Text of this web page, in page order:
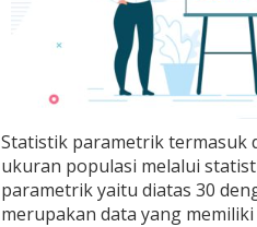
Statistik parametrik termasuk
ukuran populasi melalui
parametrik yaitu diatas 30
merupakan data yang